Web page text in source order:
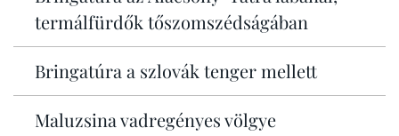
termálfürdők tőszomszédságában
Bringatúra a szlovák tenger mellett
Maluzsina vadregényes völgye